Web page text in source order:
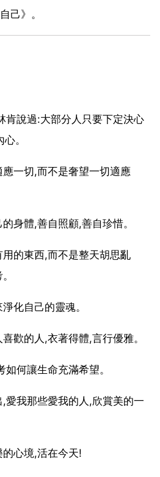
己》。
肯說過:大部分人只要下定決心
。
一切,而不是奢望一切適應
身體,善自照顧,善自珍惜。
的東西,而不是整天胡思亂
化自己的靈魂。
歡的人,衣著得體,言行優雅。
何讓生命充滿希望。
愛我那些愛我的人,欣賞美的一
心境,活在今天!